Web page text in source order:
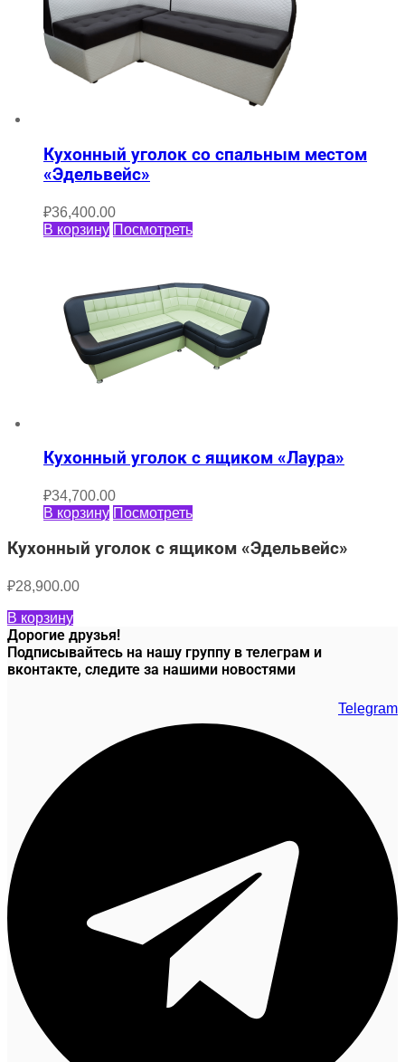
Кухонный уголок со спальным местом
«Эдельвейс»
₽36,400.00
В корзину Посмотреть
Кухонный уголок с ящиком «Лаура»
₽34,700.00
В корзину Посмотреть
Кухонный уголок с ящиком «Эдельвейс»
₽28,900.00
В корзину
Дорогие друзья!
Подписывайтесь на нашу группу в телеграм и
вконтакте, следите за нашими новостями
Telegram